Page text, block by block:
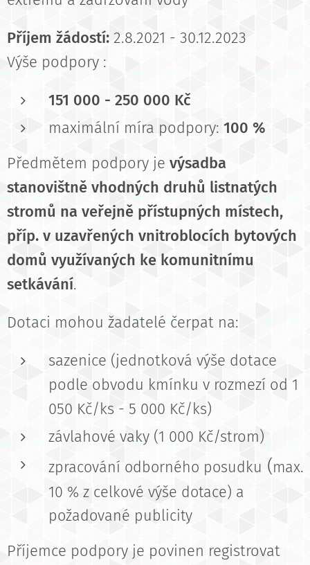
Příjem žádostí: 2.8.2021 - 30.12.2023
Výše podpory :
151 000 - 250 000 Kč
maximální míra podpory: 100 %
Předmětem podpory je výsadba
stanovištně vhodných druhů listnatých
stromů na veřejně přístupných místech,
příp. v uzavřených vnitroblocích bytových
domů využívaných ke komunitnímu
setkávání.
Dotaci mohou žadatelé čerpat na:
sazenice (jednotková výše dotace
podle obvodu kmínku v rozmezí od 1
050 Kč/ks - 5 000 Kč/ks)
závlahové vaky (1 000 Kč/strom)
zpracování odborného posudku (max.
10 % z celkové výše dotace) a
požadované publicity
Příjemce podpory je povinen registrovat